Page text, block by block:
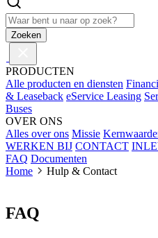
Zoeken
PRODUCTEN
Alle producten en diensten
& Leaseback eService Leasing
Buses
OVER ONS
Alles over ons Missie
WERKEN BIJ CONTACT
FAQ Documenten
Home
Hulp & Contact
FAQ